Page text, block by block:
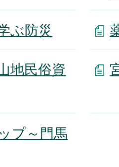
ぶ防災
地民俗資
プ～門馬